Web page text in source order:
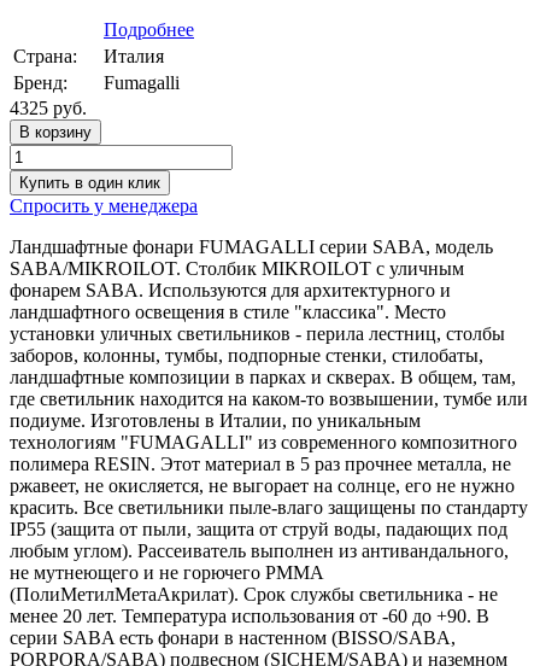
Подробнее
Страна:
Италия
Бренд:
Fumagalli
4325 руб.
Купить в один клик
Спросить у менеджера
Ландшафтные фонари FUMAGALLI серии SABA, модель
SABA/MIKROILOT. Столбик MIKROILOT с уличным
фонарем SABA. Используются для архитектурного и
ландшафтного освещения в стиле "классика". Место
установки уличных светильников - перила лестниц, столбы
заборов, колонны, тумбы, подпорные стенки, стилобаты,
ландшафтные композиции в парках и скверах. В общем, там,
где светильник находится на каком-то возвышении, тумбе или
подиуме. Изготовлены в Италии, по уникальным
технологиям "FUMAGALLI" из современного композитного
полимера RESIN. Этот материал в 5 раз прочнее металла, не
ржавеет, не окисляется, не выгорает на солнце, его не нужно
красить. Все светильники пыле-влаго защищены по стандарту
IP55 (защита от пыли, защита от струй воды, падающих под
любым углом). Рассеиватель выполнен из антивандального,
не мутнеющего и не горючего PMMA
(ПолиМетилМетаАкрилат). Срок службы светильника - не
менее 20 лет. Температура использования от -60 до +90. В
серии SABA есть фонари в настенном (BISSO/SABA,
PORPORA/SABA) подвесном (SICHEM/SABA) и наземном